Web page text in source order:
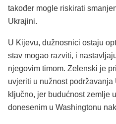
također mogle riskirati
Ukrajini.
U Kijevu, dužnosnici ostaju
stav mogao razviti, i
njegovim timom. Zelenski je
uvjeriti u nužnost
ključno, jer budućnost zemlje
donesenim u Washingtonu